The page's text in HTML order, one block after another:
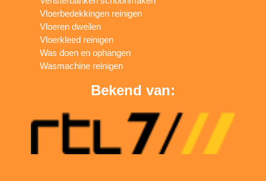
Vloerbedekkingen reinigen
Vloeren dweilen
Vloerkleed reinigen
Was doen en ophangen
Wasmachine reinigen
Bekend van: